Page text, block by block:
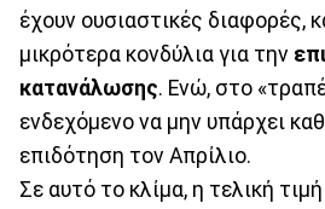
έχουν ουσιαστικές διαφορές,
μικρότερα κονδύλια για την
κατανάλωσης. Ενώ, στο
ενδεχόμενο να μην υπάρχει
επιδότηση τον Απρίλιο.
Σε αυτό το κλίμα, η τελική